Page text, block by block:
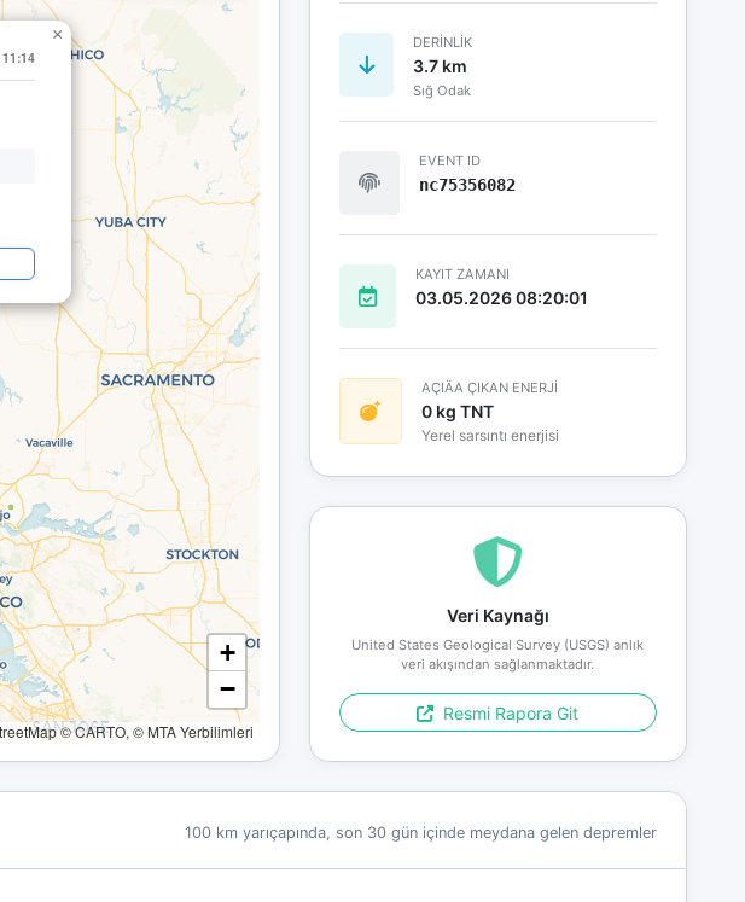
×
+
−
© CARTO, © MTA Yerbilimleri
DERINLIK
3.7 km
Sığ Odak
EVENT ID
nc75356082
KAYIT ZAMANI
03.05.2026 08:20:01
AÇIÄA ÇIKAN ENERJİ
0 kg TNT
Yerel sarsıntı enerjisi
Veri Kaynağı
United States Geological Survey (USGS) anlık
veri akışından sağlanmaktadır.
Resmi Rapora Git
100 km yarıçapında, son 30 gün içinde meydana gelen depremler